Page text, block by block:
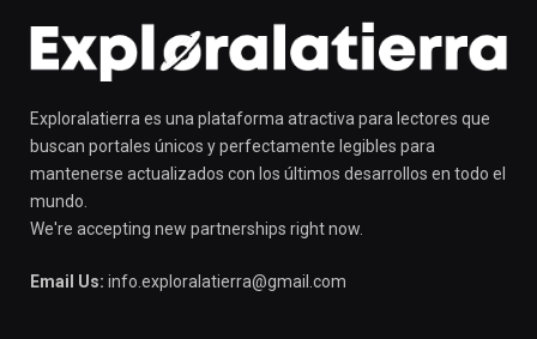
Exploralatierra es una plataforma atractiva para lectores que
buscan portales únicos y perfectamente legibles para
mantenerse actualizados con los últimos desarrollos en todo el
mundo.
We're accepting new partnerships right now.
Email Us: info.exploralatierra@gmail.com